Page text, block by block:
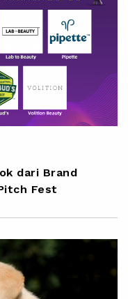
dari Brand
Fest